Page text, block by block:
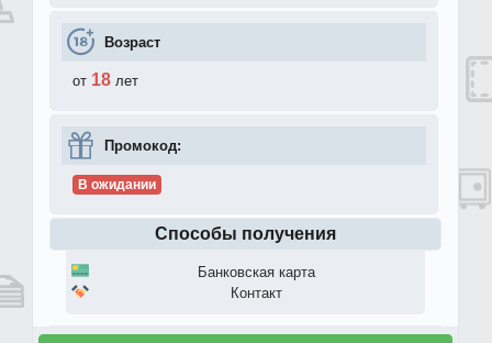
Возраст
от 18 лет
Промокод:
В ожидании
Способы получения
Банковская карта
Контакт